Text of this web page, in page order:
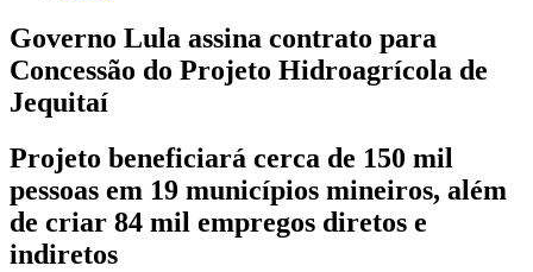
Governo Lula assina contrato para
Concessão do Projeto Hidroagrícola de
Jequitaí
Projeto beneficiará cerca de 150 mil
pessoas em 19 municípios mineiros, além
de criar 84 mil empregos diretos e
indiretos